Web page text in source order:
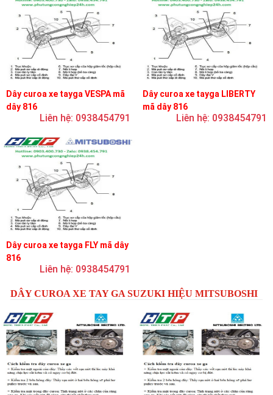
Dây curoa xe tayga VESPA mã
dây 816
Liên hệ: 0938454791
Dây curoa xe tayga LIBERTY
mã dây 816
Liên hệ: 0938454791
Dây curoa xe tayga FLY mã dây
816
Liên hệ: 0938454791
DÂY CUROA XE TAY GA SUZUKI HIỆU MITSUBOSHI